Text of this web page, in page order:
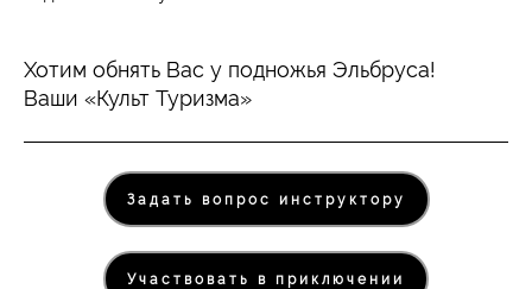
Хотим обнять Вас у подножья Эльбруса!
Ваши «Культ Туризма»
Задать вопрос инструктору
Участвовать в приключении